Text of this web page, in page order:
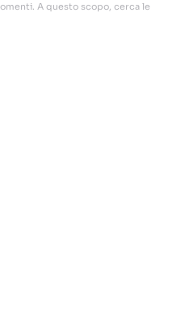
A questo scopo, cerca le